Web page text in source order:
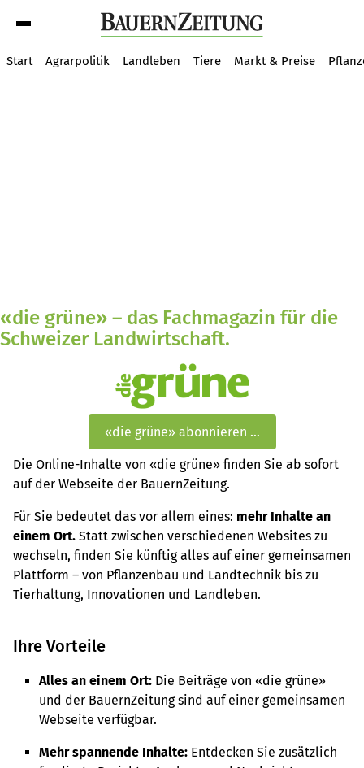
Start Agrarpolitik Landleben Tiere Markt & Preise
«die grüne» – das Fachmagazin für die
Schweizer Landwirtschaft.
«die grüne» abonnieren …
Die Online-Inhalte von «die grüne» finden Sie ab sofort
auf der Webseite der BauernZeitung.
Für Sie bedeutet das vor allem eines: mehr Inhalte an
einem Ort. Statt zwischen verschiedenen Websites zu
wechseln, finden Sie künftig alles auf einer gemeinsamen
Plattform – von Pflanzenbau und Landtechnik bis zu
Tierhaltung, Innovationen und Landleben.
Ihre Vorteile
Alles an einem Ort: Die Beiträge von «die grüne»
und der BauernZeitung sind auf einer gemeinsamen
Webseite verfügbar.
Mehr spannende Inhalte: Entdecken Sie zusätzlich